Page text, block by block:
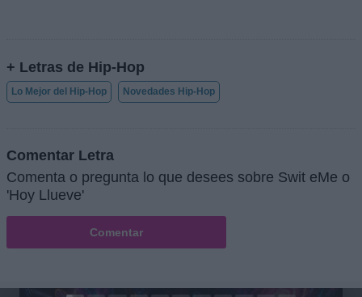
+ Letras de Hip-Hop
Lo Mejor del Hip-Hop Novedades Hip-Hop
Comentar Letra
Comenta o pregunta lo que desees sobre Swit eMe o
'Hoy Llueve'
Comentar